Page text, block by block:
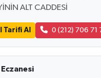
ALT CADDESİ
Tarifi Al 0 (212) 706 71
Eczanesi